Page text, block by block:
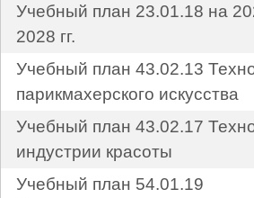
Учебный план 23.01.18 на
2028 гг.
Учебный план 43.02.13
парикмахерского искусства
Учебный план 43.02.17
индустрии красоты
Учебный план 54.01.19